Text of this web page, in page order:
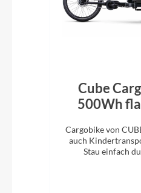
Cube
500Wh
Cargobike von
auch
Stau einfach